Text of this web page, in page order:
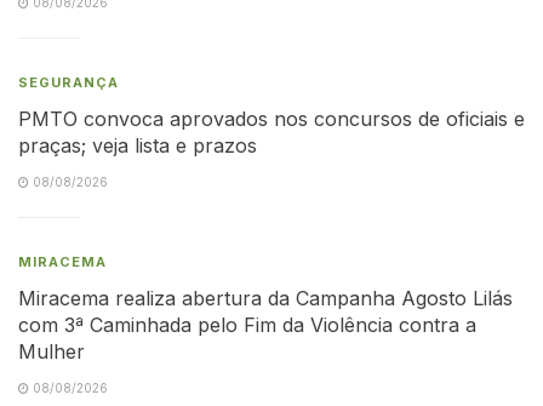
SEGURANÇA
PMTO convoca aprovados nos concursos de oficiais e
praças; veja lista e prazos
08/08/2026
MIRACEMA
Miracema realiza abertura da Campanha Agosto Lilás
com 3ª Caminhada pelo Fim da Violência contra a
Mulher
08/08/2026